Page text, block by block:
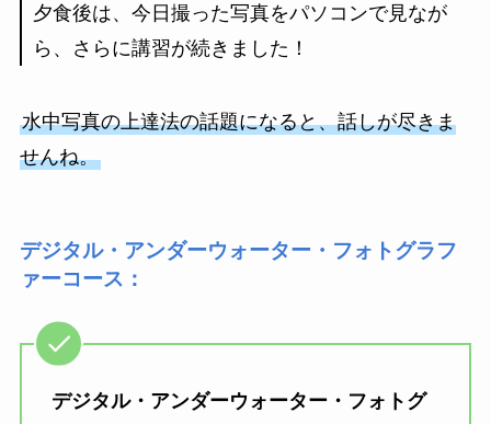
夕食後は、今日撮った写真をパソコンで見なが
ら、さらに講習が続きました！
水中写真の上達法の話題になると、話しが尽きま
せんね。
デジタル・アンダーウォーター・フォトグラフ
ァーコース：
デジタル・アンダーウォーター・フォトグ